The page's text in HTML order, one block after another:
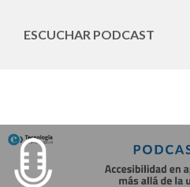
ESCUCHAR PODCAST